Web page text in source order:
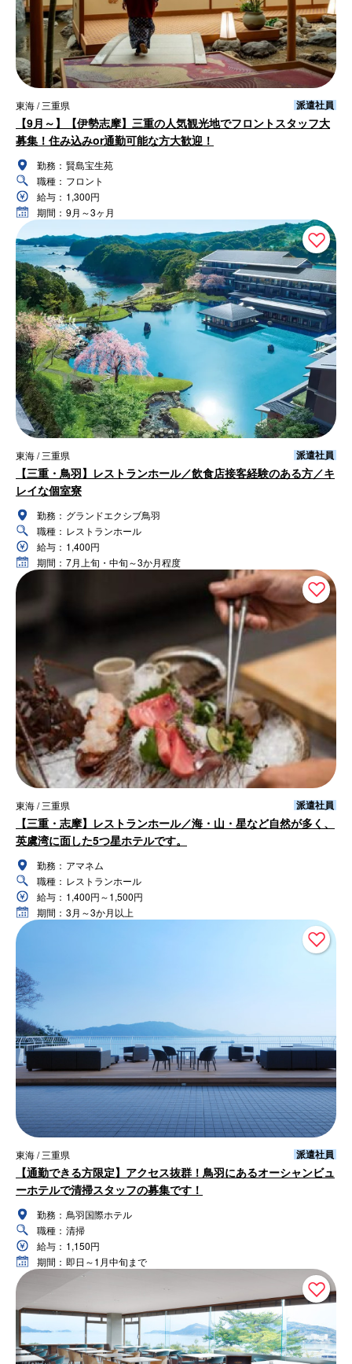
東海 / 三重県 派遣社員
【9月～】【伊勢志摩】三重の人気観光地でフロントスタッフ大
募集！住み込みor通勤可能な方大歓迎！
勤務： 賢島宝生苑
職種： フロント
給与： 1,300円
期間： 9月～3ヶ月
東海 / 三重県 派遣社員
【三重・鳥羽】レストランホール／飲食店接客経験のある方／キ
レイな個室寮
勤務： グランドエクシブ鳥羽
職種： レストランホール
給与： 1,400円
期間： 7月上旬・中旬～3か月程度
東海 / 三重県 派遣社員
【三重・志摩】レストランホール／海・山・星など自然が多く、
英虞湾に面した5つ星ホテルです。
勤務： アマネム
職種： レストランホール
給与： 1,400円～1,500円
期間： 3月～3か月以上
東海 / 三重県 派遣社員
【通勤できる方限定】アクセス抜群！鳥羽にあるオーシャンビュ
ーホテルで清掃スタッフの募集です！
勤務： 鳥羽国際ホテル
職種： 清掃
給与： 1,150円
期間： 即日～1月中旬まで